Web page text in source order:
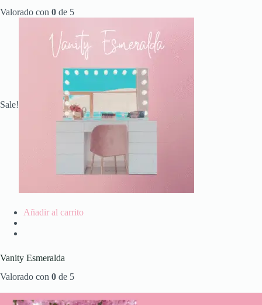
Valorado con 0 de 5
Sale!
Añadir al carrito
Vanity Esmeralda
Valorado con 0 de 5